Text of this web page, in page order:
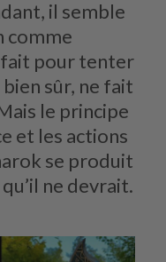
il semble
comme
fait pour tenter
sûr, ne fait
le principe
et les actions
se produit
ne devrait.